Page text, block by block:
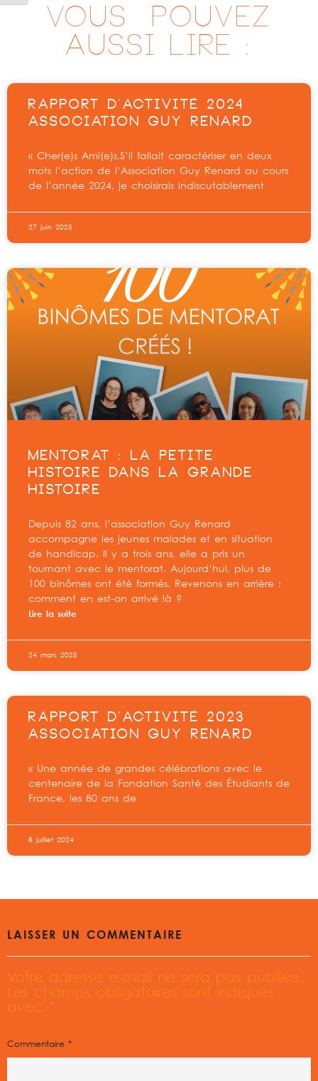
VOUS ^POUVEZ
AUSSI LIRE :
RAPPORT D’ACTIVITÉ 2024
ASSOCIATION GUY RENARD
« Cher(e)s Ami(e)s,S’il fallait caractériser en deux
mots l’action de l’Association Guy Renard au cours
de l’année 2024, je choisirais indiscutablement
27 juin 2025
MENTORAT : LA PETITE
HISTOIRE DANS LA GRANDE
HISTOIRE
Depuis 82 ans, l’association Guy Renard
accompagne les jeunes malades et en situation
de handicap. Il y a trois ans, elle a pris un
tournant avec le mentorat. Aujourd’hui, plus de
100 binômes ont été formés. Revenons en arrière :
comment en est-on arrivé là ?
Lire la suite
24 mars 2025
RAPPORT D’ACTIVITÉ 2023
ASSOCIATION GUY RENARD
« Une année de grandes célébrations avec le
centenaire de la Fondation Santé des Étudiants de
France, les 80 ans de
8 juillet 2024
LAISSER UN COMMENTAIRE
Votre adresse e-mail ne sera pas publiée.
Les champs obligatoires sont indiqués
avec
*
Commentaire *